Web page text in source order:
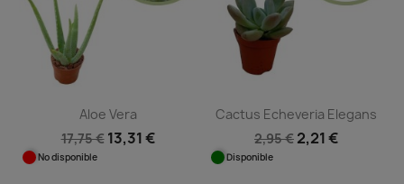
Aloe Vera
17,75 € 13,31 €
No disponible
Cactus Echeveria Elegans
2,95 € 2,21 €
Disponible